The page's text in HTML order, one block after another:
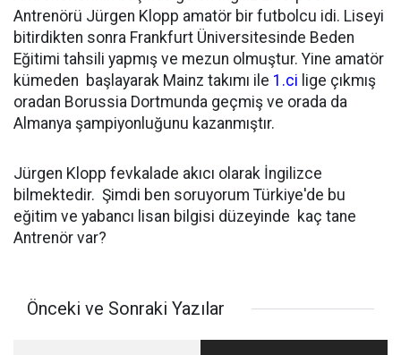
Antrenörü Jürgen Klopp amatör bir futbolcu idi. Liseyi
bitirdikten sonra Frankfurt Üniversitesinde Beden
Eğitimi tahsili yapmış ve mezun olmuştur. Yine amatör
kümeden başlayarak Mainz takımı ile 1.ci lige çıkmış
oradan Borussia Dortmunda geçmiş ve orada da
Almanya şampiyonluğunu kazanmıştır.
Jürgen Klopp fevkalade akıcı olarak İngilizce
bilmektedir. Şimdi ben soruyorum Türkiye'de bu
eğitim ve yabancı lisan bilgisi düzeyinde kaç tane
Antrenör var?
Önceki ve Sonraki Yazılar